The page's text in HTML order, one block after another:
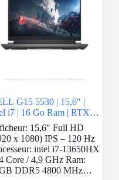
G15 5530 | 15,6″ |
i7 | 16 Go Ram | RTX
15,6″ Full HD
x 1080) IPS – 120 Hz
intel i7-13650HX
Core / 4,9 GHz Ram:
DDR5 4800 MHz…